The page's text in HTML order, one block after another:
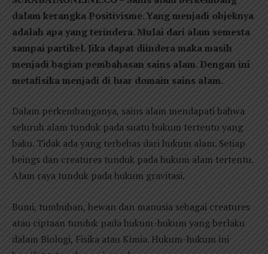
dalam kerangka Positivisme. Yang menjadi objeknya
adalah apa yang terindera. Mulai dari alam semesta
sampai partikel.Jika dapat diindera maka masih
menjadi bagian pembahasan sains alam. Dengan ini
metafisika menjadi di luar domain sains alam.
Dalam perkembanganya, sains alam mendapati bahwa
seluruh alam tunduk pada suatu hukum tertentu yang
baku. Tidak ada yang terbebas dari hukum alam. Setiap
beings dan creatures tunduk pada hukum alam tertentu.
Alam raya tunduk pada hukum gravitasi.
Bumi, tumbuhan, hewan dan manusia sebagai creatures
atau ciptaan tunduk pada hukum-hukum yang berlaku
dalam Biologi, Fisika atau Kimia. Hukum-hukum ini